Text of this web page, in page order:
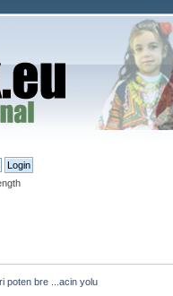
poten bre ...acin yolu